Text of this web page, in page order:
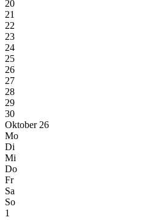
20
21
22
23
24
25
26
27
28
29
30
Oktober 26
Mo
Di
Mi
Do
Fr
Sa
So
1